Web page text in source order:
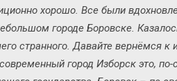
хорошо. Все были
городе Боровске.
странного. Давайте вернёмся
город Изборск это, по-